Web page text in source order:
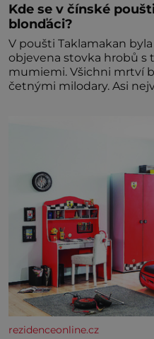
Kde se v čínské
blonďáci?
V poušti Taklamakan
objevena stovka hrobů
mumiemi. Všichni mrtví
četnými milodary. Asi
dávných lidí nesmírně
odborníci zdejším
rezidenceonline.cz